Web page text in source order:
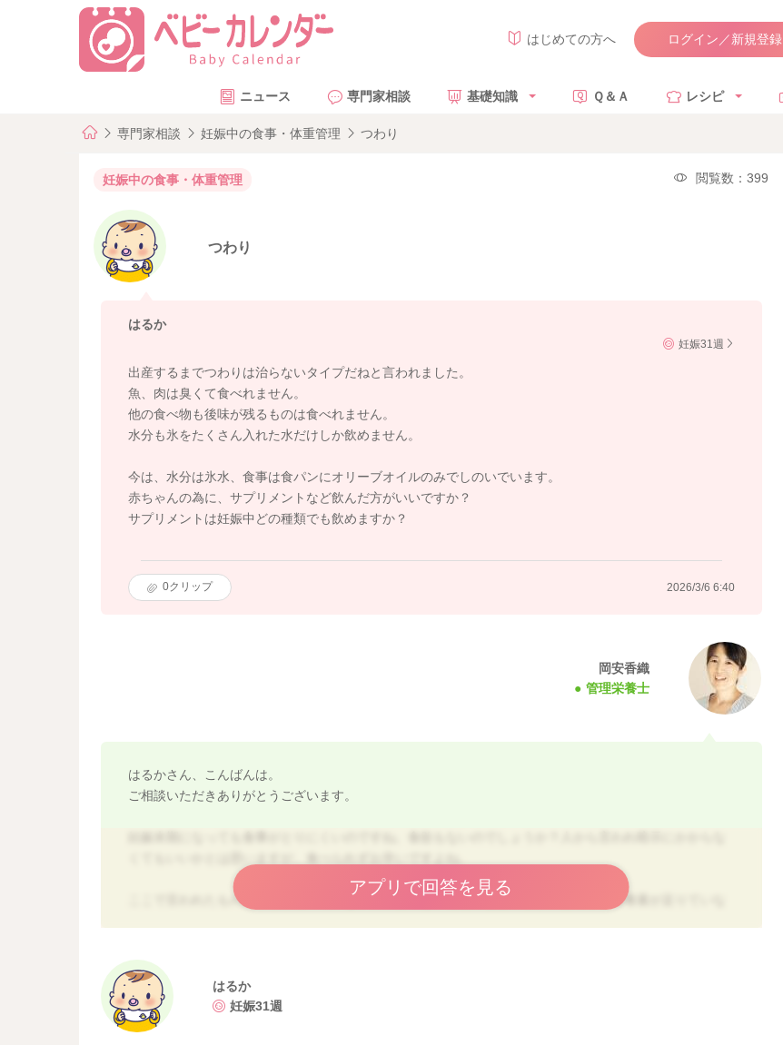
はじめての方へ ログイン／新規登録
ニュース 専門家相談 基礎知識 Ｑ＆Ａ レシピ
専門家相談 妊娠中の食事・体重管理 つわり
妊娠中の食事・体重管理 閲覧数：399
つわり
はるか
妊娠31週
出産するまでつわりは治らないタイプだねと言われました。
魚、肉は臭くて食べれません。
他の食べ物も後味が残るものは食べれません。
水分も氷をたくさん入れた水だけしか飲めません。
今は、水分は氷水、食事は食パンにオリーブオイルのみでしのいでいます。
赤ちゃんの為に、サプリメントなど飲んだ方がいいですか？
サプリメントは妊娠中どの種類でも飲めますか？
0クリップ 2026/3/6 6:40
岡安香織
管理栄養士
はるかさん、こんばんは。
ご相談いただきありがとうございます。
ここで言われたものだけしか食べていないのであれば、心配ではあります。あらゆる栄養素が足りていな
妊婦健診などで胎児の成長などはどうですか？また、はるかさんの体重増加などもどうでしょう？
サプリメントをとるのもいいかと思いますが、どれでもいいかと言われると、世の中には色々な物があり
ますので、いいですよとは言えませんし、全ての不足している栄養素をサプリメントでとることは難しい
アプリで回答を見る
はるか
妊娠31週